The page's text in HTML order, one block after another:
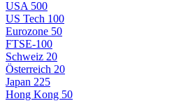
USA 500
US Tech 100
Eurozone 50
FTSE-100
Schweiz 20
Österreich 20
Japan 225
Hong Kong 50